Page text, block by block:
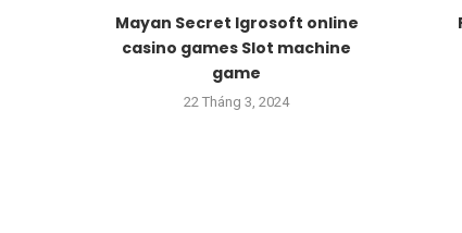
Mayan Secret Igrosoft online
casino games Slot machine
game
22 Tháng 3, 2024